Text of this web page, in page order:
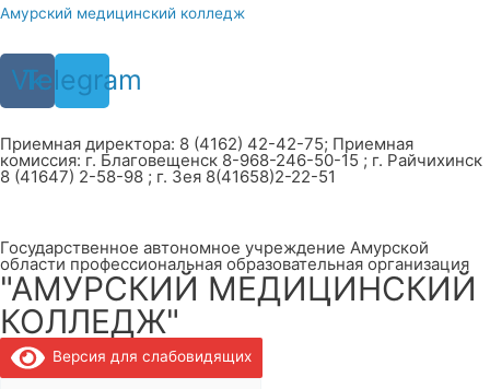
Перейти
содержимому
Амурский медицинский колледж
Vk
Telegram
Приемная директора: 8 (4162) 42-42-75; Приемная
комиссия: г. Благовещенск 8-968-246-50-15 ; г. Райчихинск
8 (41647) 2-58-98 ; г. Зея 8(41658)2-22-51
Государственное автономное учреждение Амурской
области профессиональная образовательная организация
"АМУРСКИЙ МЕДИЦИНСКИЙ
КОЛЛЕДЖ"
Версия для слабовидящих